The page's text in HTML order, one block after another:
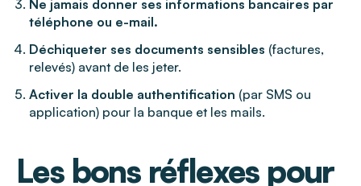
Ne jamais donner ses informations bancaires par
téléphone ou e-mail.
Déchiqueter ses documents sensibles (factures,
relevés) avant de les jeter.
Activer la double authentification (par SMS ou
application) pour la banque et les mails.
Les bons réflexes pour